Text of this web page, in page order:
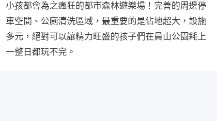
小孩都會為之瘋狂的都市森林遊樂場！完善的周邊停
車空間、公廁清洗區域，最重要的是佔地超大，設施
多元，絕對可以讓精力旺盛的孩子們在員山公園耗上
一整日都玩不完。